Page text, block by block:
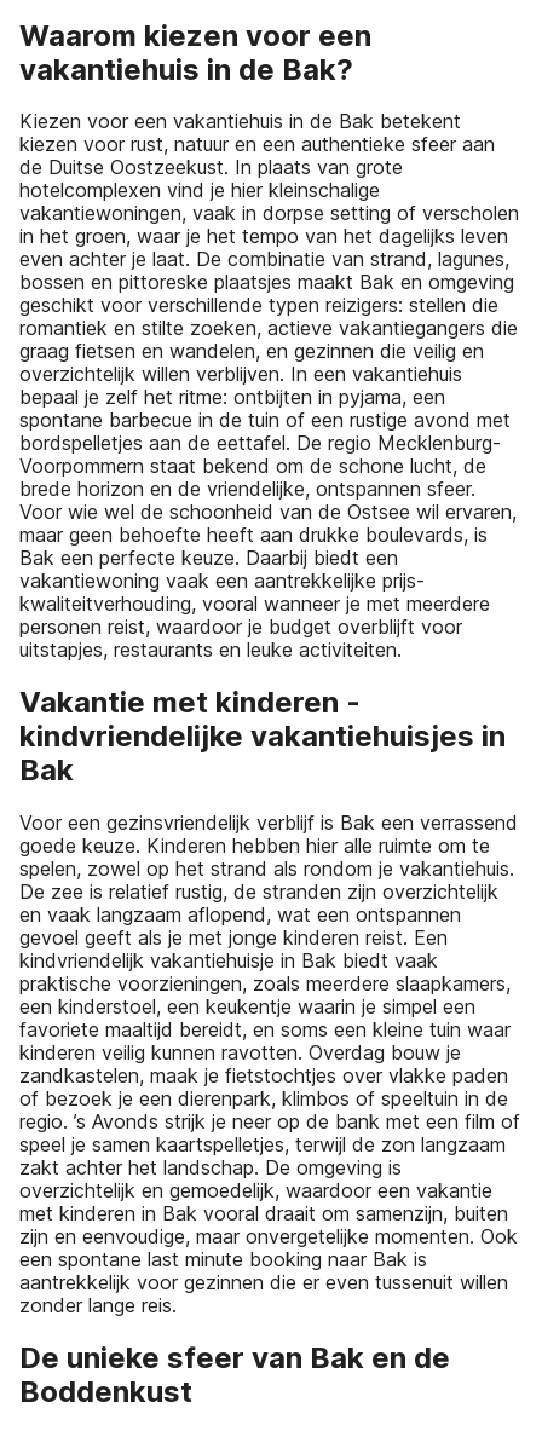
Waarom kiezen voor een
vakantiehuis in de Bak?
Kiezen voor een vakantiehuis in de Bak betekent
kiezen voor rust, natuur en een authentieke sfeer aan
de Duitse Oostzeekust. In plaats van grote
hotelcomplexen vind je hier kleinschalige
vakantiewoningen, vaak in dorpse setting of verscholen
in het groen, waar je het tempo van het dagelijks leven
even achter je laat. De combinatie van strand, lagunes,
bossen en pittoreske plaatsjes maakt Bak en omgeving
geschikt voor verschillende typen reizigers: stellen die
romantiek en stilte zoeken, actieve vakantiegangers die
graag fietsen en wandelen, en gezinnen die veilig en
overzichtelijk willen verblijven. In een vakantiehuis
bepaal je zelf het ritme: ontbijten in pyjama, een
spontane barbecue in de tuin of een rustige avond met
bordspelletjes aan de eettafel. De regio Mecklenburg-
Voorpommern staat bekend om de schone lucht, de
brede horizon en de vriendelijke, ontspannen sfeer.
Voor wie wel de schoonheid van de Ostsee wil ervaren,
maar geen behoefte heeft aan drukke boulevards, is
Bak een perfecte keuze. Daarbij biedt een
vakantiewoning vaak een aantrekkelijke prijs-
kwaliteitverhouding, vooral wanneer je met meerdere
personen reist, waardoor je budget overblijft voor
uitstapjes, restaurants en leuke activiteiten.
Vakantie met kinderen -
kindvriendelijke vakantiehuisjes in
Bak
Voor een gezinsvriendelijk verblijf is Bak een verrassend
goede keuze. Kinderen hebben hier alle ruimte om te
spelen, zowel op het strand als rondom je vakantiehuis.
De zee is relatief rustig, de stranden zijn overzichtelijk
en vaak langzaam aflopend, wat een ontspannen
gevoel geeft als je met jonge kinderen reist. Een
kindvriendelijk vakantiehuisje in Bak biedt vaak
praktische voorzieningen, zoals meerdere slaapkamers,
een kinderstoel, een keukentje waarin je simpel een
favoriete maaltijd bereidt, en soms een kleine tuin waar
kinderen veilig kunnen ravotten. Overdag bouw je
zandkastelen, maak je fietstochtjes over vlakke paden
of bezoek je een dierenpark, klimbos of speeltuin in de
regio. ’s Avonds strijk je neer op de bank met een film of
speel je samen kaartspelletjes, terwijl de zon langzaam
zakt achter het landschap. De omgeving is
overzichtelijk en gemoedelijk, waardoor een vakantie
met kinderen in Bak vooral draait om samenzijn, buiten
zijn en eenvoudige, maar onvergetelijke momenten. Ook
een spontane last minute booking naar Bak is
aantrekkelijk voor gezinnen die er even tussenuit willen
zonder lange reis.
De unieke sfeer van Bak en de
Boddenkust